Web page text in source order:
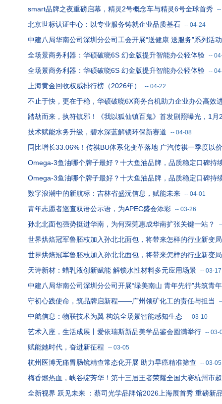
smart品牌之夜重磅启幕，精灵2号概念车与精灵6号全球首秀 --
北京世标认证中心：以专业服务铸就企业品质基石 -- 04-24
中建八局华南公司深圳分公司工会开展“送健康 送服务”系列活动
全场景商务利器：华硕破晓6S 幻金版提升智能办公轻体验 --
全场景商务利器：华硕破晓6S 幻金版提升智能办公轻体验 --
上海黄金回收权威排行榜（2026年） -- 04-22
不止于快，更在于稳，华硕破晓6X商务台机助力企业办公高效
踏劫而来，执符镇邪！《我以狐仙镇百鬼》首发剧照曝光，1月
技术赋能水务升级，碧水深蓝解锁环保新赛道
-- 04-08
同比增长33.06%！传祺BU体系化变革落地 广汽传祺一季度以
Omega-3鱼油哪个牌子最好？十大鱼油品牌，品质稳定口碑持
Omega-3鱼油哪个牌子最好？十大鱼油品牌，品质稳定口碑持
数字浪潮中的新航标：吉林省盛沅信息，赋能未来 -- 04-01
青年志愿者巡查双语公示语，为APEC盛会添彩 -- 03-26
孙北北面包强势挺进华南，为何深莞惠成华南扩张关键一站？
世界烘焙冠军鲁胚枝加入孙北北面包，将带来怎样的行业新变
世界烘焙冠军鲁胚枝加入孙北北面包，将带来怎样的行业新变
天诗新材：蜡乳液创新赋能 解锁水性材料多元应用场景 -- 03-17
中建八局华南公司深圳分公司开展“绿美南山 青年先行”共筑青
守初心践使命，筑品牌启新程——广州领矿化工的责任与担当
中航信息：物联技术为翼 构筑全场景智能感知生态 -- 03-10
艺术入座，生活成展丨爱依瑞斯新品美学品鉴会圆满举行 -- 03-
赋能她时代，奋进新征程 -- 03-05
杭州医博无痛胃肠镜精查常态化开展 助力早癌精准筛查 -- 03-05
梅香燃热血，峡谷绽芳华！第十三届王者荣耀全国大赛杭州市
全新视界 跃见未来 ：蔡司光学品牌馆2026上海展首秀 重磅新